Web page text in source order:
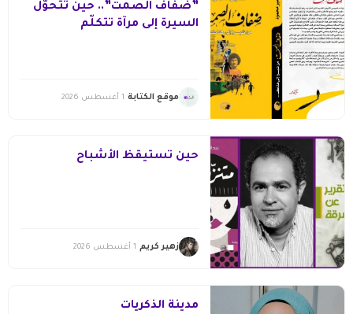
‎”ضفاف الصمت”.. حين تتحوّل
السيرة إلى مرآة تتكلّم
موقع الكتابة 1 أغسطس 2026
حين تستيقظ الأشباح
زهير كريم 1 أغسطس 2026
مدينة الذكريات